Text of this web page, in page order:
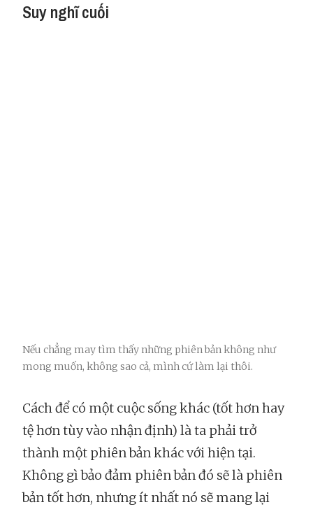
Suy nghĩ cuối
Nếu chẳng may tìm thấy những phiên bản không như
mong muốn, không sao cả, mình cứ làm lại thôi.
Cách để có một cuộc sống khác (tốt hơn hay
tệ hơn tùy vào nhận định) là ta phải trở
thành một phiên bản khác với hiện tại.
Không gì bảo đảm phiên bản đó sẽ là phiên
bản tốt hơn, nhưng ít nhất nó sẽ mang lại